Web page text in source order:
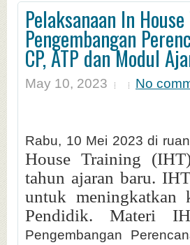
Pelaksanaan In
Pengembangan
CP, ATP dan Modul
May 10, 2023 No
Rabu, 10 Mei 2023 di
House Training
tahun ajaran baru.
untuk meningkatkan
Pendidik. Materi
Pengembangan